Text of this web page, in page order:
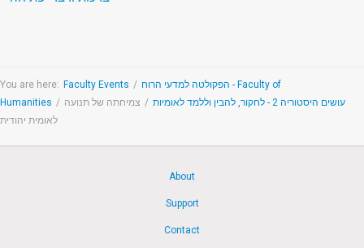
You are here: Faculty Events / הפקולטה למדעי הרוח - Faculty of
Humanities / עושים היסטוריה 2 - לחקור, להבין וללמד לאומיות / צמיחתה של תנועה
לאומית יהודית
About
Support
Contact